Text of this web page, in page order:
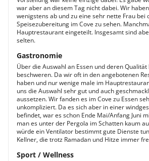
war aber an diesem Tag nicht dabei. Wir
wenigstens ab und zu eine sehr nette Frau bei
Speisezubereitung im Cove zu sehen.
Hauptrestaurant eingeteilt. Insgesamt sind
selten.
Gastronomie
Über die Auswahl an Essen und deren
beschweren. Da wir oft in den angebotenen
haben und nur wenige male im
uns die Auswahl sehr gut und auch
aussetzen. Wir fanden es im Cove zu Essen
unkompliziert. Da es sich aber in einer
befindet, war es schon Ende Mai/Anfang Juni
man es unter der Pergola im Schatten kaum
würde ein Ventilator bestimmt gute Dienste
Kellner, die trotz Ramadan und Hitze immer
Sport / Wellness